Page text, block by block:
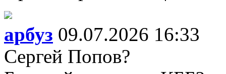
арбуз 09.07.2026 16:33
Сергей Попов?